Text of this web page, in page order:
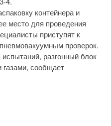
контейнера и
место для проведения
приступят к
проверок.
разгонный блок
сообщает